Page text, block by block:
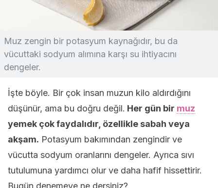
Muz zengin bir potasyum kaynağıdır, bu da
vücuttaki sodyum alımına karşı su ihtiyacını
dengeler.
İşte böyle. Bir çok insan muzun kilo aldırdığını
düşünür, ama bu doğru değil. Her gün bir muz
yemek çok faydalıdır, özellikle sabah veya
akşam. Potasyum bakımından zengindir ve
vücutta sodyum oranlarını dengeler. Ayrıca sıvı
tutulumuna yardımcı olur ve daha hafif hissettirir.
Bugün denemeye ne dersiniz?